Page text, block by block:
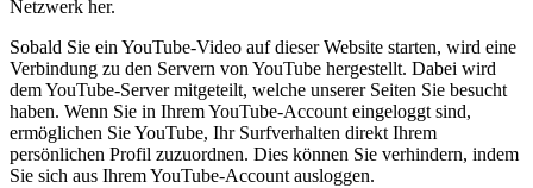
Netzwerk her.
Sobald Sie ein YouTube-Video auf dieser Website starten, wird eine
Verbindung zu den Servern von YouTube hergestellt. Dabei wird
dem YouTube-Server mitgeteilt, welche unserer Seiten Sie besucht
haben. Wenn Sie in Ihrem YouTube-Account eingeloggt sind,
ermöglichen Sie YouTube, Ihr Surfverhalten direkt Ihrem
persönlichen Profil zuzuordnen. Dies können Sie verhindern, indem
Sie sich aus Ihrem YouTube-Account ausloggen.